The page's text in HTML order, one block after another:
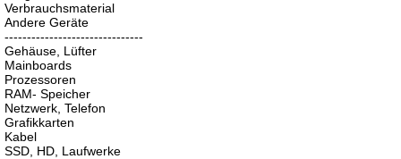
Verbrauchsmaterial
Andere Geräte
-------------------------------
Gehäuse, Lüfter
Mainboards
Prozessoren
RAM- Speicher
Netzwerk, Telefon
Grafikkarten
Kabel
SSD, HD, Laufwerke